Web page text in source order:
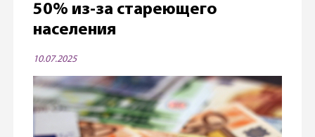
50% из-за стареющего
населения
10.07.2025